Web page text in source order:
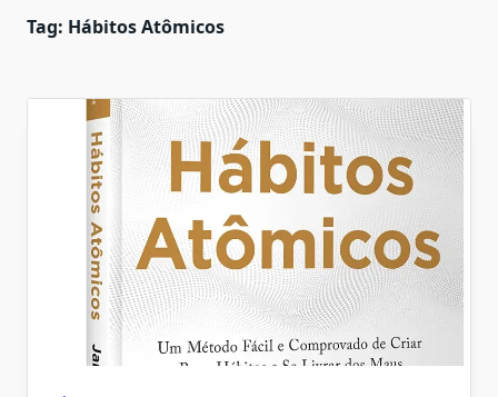
Tag: Hábitos Atômicos